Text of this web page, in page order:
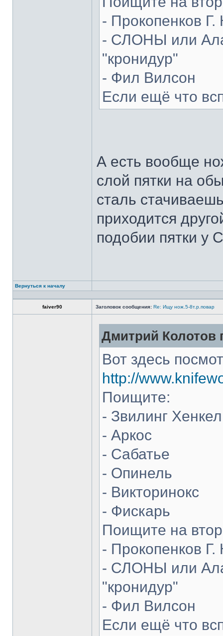
- Прокопенков Г.
- СЛОНЫ или
"кронидур"
- Фил Вилсон
Если ещё что
А есть вообще
слой пятки на
сталь
приходится
подобии пятки у
Вернуться к началу
faiver90 Заголовок сообщения: Re: Ищу нож.5-8т.р.повар
Дмитрий Колотов
Вот здесь
http://
Поищите:
- Звилинг
- Аркос
- Сабатье
- Опинель
- Викторинокс
- Фискарь
Поищите на
- Прокопенков Г.
- СЛОНЫ или
"кронидур"
- Фил Вилсон
Если ещё что